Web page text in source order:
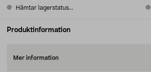
Hämtar lagerstatus...
Produktinformation
Mer information